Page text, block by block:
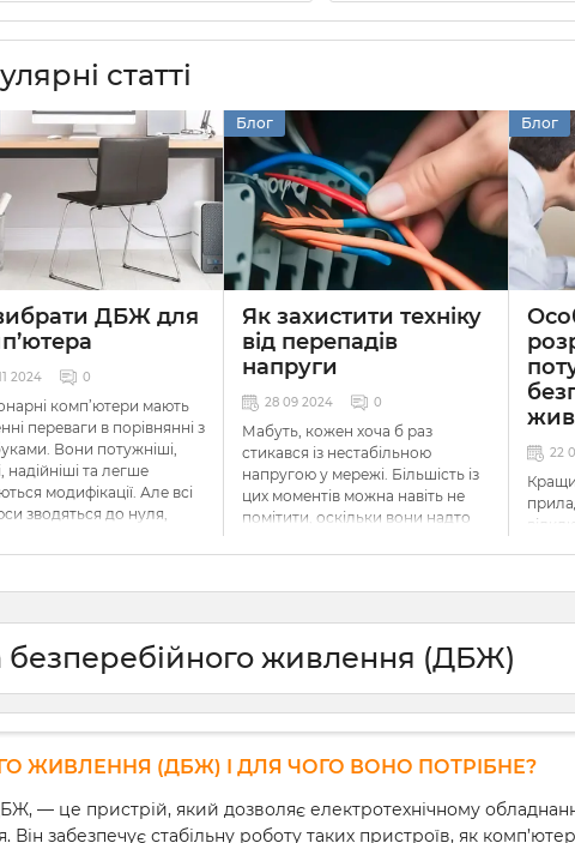
статті
ДБЖ для
2024 0
комп’ютери мають
переваги в порівнянні з
Вони потужніші,
надійніші та легше
модифікації. Але всі
зводяться до нуля,
Щобільше, навіть
на їх роботу,
раптову втрату
даних. Щоб
комп’ютера. У цій статті
розкажемо про
характеристики
та про схему під’єднання
Блог
Як захистити техніку
від перепадів
напруги
28 09 2024 0
Мабуть, кожен хоча б раз
стикався із нестабільною
напругою у мережі. Більшість із
цих моментів можна навіть не
помітити, оскільки вони надто
роботу приладів навколо нас,
Не дивлячись на те, що в наш
час виробники встановлюють в
техніку вбудовані контролери,
вони не дають повноцінного
зовсім нема.
Як тоді захистити техніку від
перепадів напруги? В такій
Блог
22
безперебійного живлення (ДБЖ)
ЖИВЛЕННЯ (ДБЖ) І ДЛЯ ЧОГО ВОНО ПОТРІБНЕ?
— це пристрій, який дозволяє електротехнічному
забезпечує стабільну роботу таких пристроїв, як